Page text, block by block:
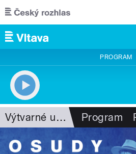
Přejít k hlavnímu obsahu
PROGRAM
Výtvarné umění Program